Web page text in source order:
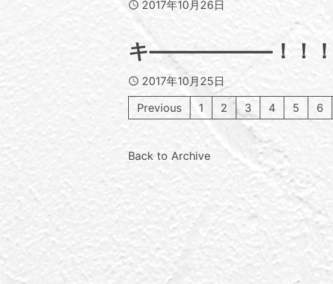
Published
2017年10月26日
キ――――――！！！
Published
2017年10月25日
Previous
1 2 3 4 5 6
Back to Archive